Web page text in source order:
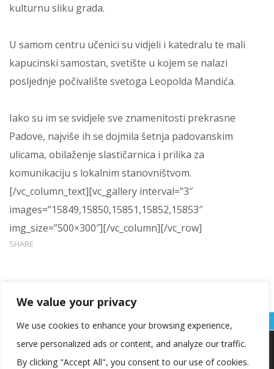
We value your privacy
We use cookies to enhance your browsing experience,
serve personalized ads or content, and analyze our traffic.
By clicking "Accept All", you consent to our use of cookies.
kulturnu sliku grada.
U samom centru učenici su vidjeli i katedralu te mali
kapucinski samostan, svetište u kojem se nalazi
posljednje počivalište svetoga Leopolda Mandića.
Iako su im se svidjele sve znamenitosti prekrasne
Padove, najviše ih se dojmila šetnja padovanskim
ulicama, obilaženje slastičarnica i prilika za
komunikaciju s lokalnim stanovništvom.
[/vc_column_text][vc_gallery interval=”3″
images=”15849,15850,15851,15852,15853″
img_size=”500×300″][/vc_column][/vc_row]
SHARE
Koristimo kolačiće kako bismo vam pružili najbolje iskustvo na
našoj web stranici.